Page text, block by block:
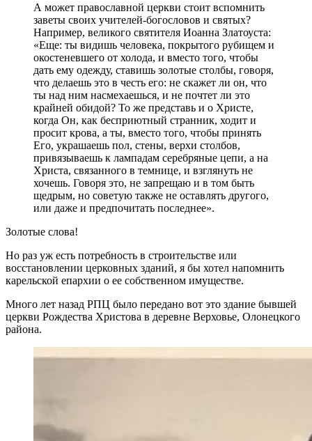
А может православной церкви стоит вспомнить
заветы своих учителей-богословов и святых?
Например, великого святителя Иоанна Златоуста:
«Еще: ты видишь человека, покрытого рубищем и
окостеневшего от холода, и вместо того, чтобы
дать ему одежду, ставишь золотые столбы, говоря,
что делаешь это в честь его: не скажет ли он, что
ты над ним насмехаешься, и не почтет ли это
крайней обидой? То же представь и о Христе,
когда Он, как бесприютный странник, ходит и
просит крова, а ты, вместо того, чтобы принять
Его, украшаешь пол, стены, верхи столбов,
привязываешь к лампадам серебряные цепи, а на
Христа, связанного в темнице, и взглянуть не
хочешь. Говоря это, не запрещаю и в том быть
щедрым, но советую также не оставлять другого,
или даже и предпочитать последнее».
Золотые слова!
Но раз уж есть потребность в строительстве или
восстановлении церковных зданий, я бы хотел напомнить
карельской епархии о ее собственном имуществе.
Много лет назад РПЦ было передано вот это здание бывшей
церкви Рождества Христова в деревне Верховье, Олонецкого
района.